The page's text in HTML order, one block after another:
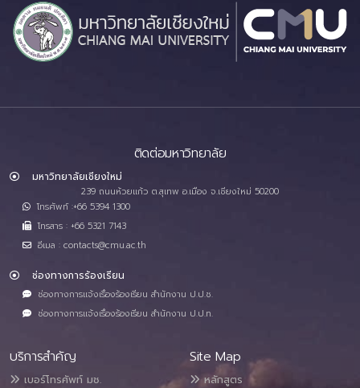
ติดต่อมหาวิทยาลัย
มหาวิทยาลัยเชียงใหม่
239 ถนนห้วยแก้ว ต.สุเทพ อ.เมือง จ.เชียงใหม่ 50200
โทรศัพท์ :+66 5394 1300
โทรสาร : +66 5321 7143
อีเมล : contacts@cmu.ac.th
ช่องทางการร้องเรียน
ช่องทางการแจ้งเรื่องร้องเรียน สำนักงาน ป.ป.ช.
ช่องทางการแจ้งเรื่องร้องเรียน สำนักงาน ป.ป.ท.
บริการสำคัญ
เบอร์โทรศัพท์ มช.
Site Map
หลักสูตร